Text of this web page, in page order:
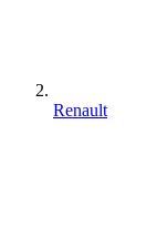
Renault